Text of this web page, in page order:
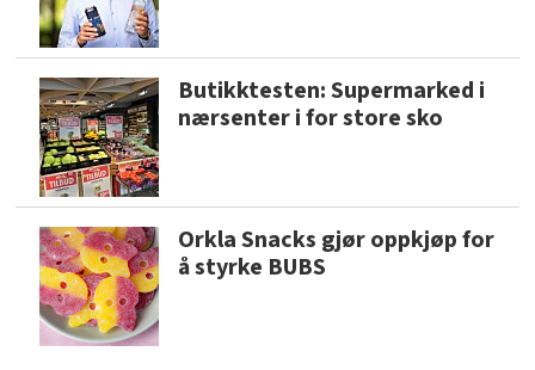
Butikktesten: Supermarked i
nærsenter i for store sko
Orkla Snacks gjør oppkjøp for
å styrke BUBS